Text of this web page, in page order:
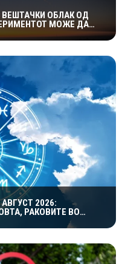
ОБЛАК ОД
МОЖЕ ДА
2026:
РАКОВИТЕ ВО
ДЕН ЗА